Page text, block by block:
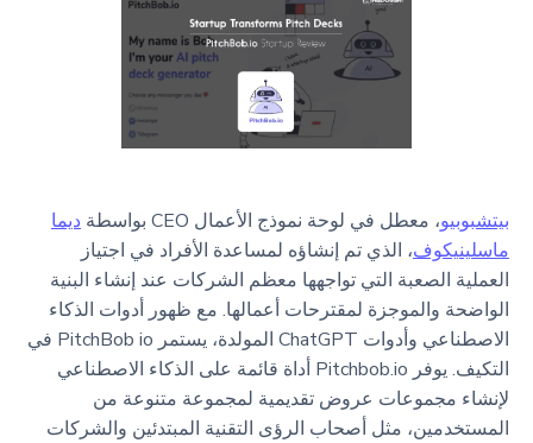
بيتشبوبيو، معطل في لوحة نموذج الأعمال CEO بواسطة
ديما
ماسلينيكوف، الذي تم إنشاؤه لمساعدة الأفراد في اجتياز
العملية الصعبة التي تواجهها معظم الشركات عند إنشاء البنية
الواضحة والموجزة لمقترحات أعمالها. مع ظهور أدوات الذكاء
الاصطناعي وأدوات ChatGPT المولدة، يستمر PitchBob io في
التكيف. يوفر Pitchbob.io أداة قائمة على الذكاء الاصطناعي
لإنشاء مجموعات عروض تقديمية لمجموعة متنوعة من
المستخدمين، مثل أصحاب الرؤى التقنية المبتدئين والشركات